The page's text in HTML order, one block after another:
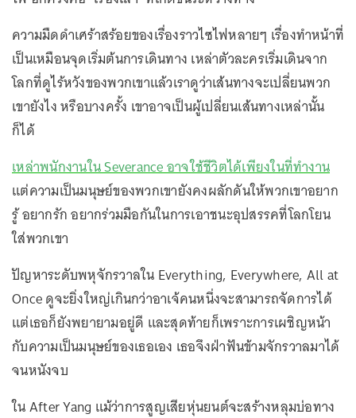
ความมืดดำเศร้าสร้อยของเรื่องราวไซไฟหลายๆ เรื่องทำหน้าที่
เป็นเหมือนจุดเริ่มต้นการเดินทาง เหล่าตัวละครเริ่มเดินจาก
โลกที่ดูไร้หวังของพวกเขาแล้วเราดูว่าเส้นทางจะเปลี่ยนพวก
เขายังไง หรือบางครั้ง เขาอาจเป็นผู้เปลี่ยนเส้นทางเหล่านั้น
ก็ได้
เหล่าพนักงานใน Severance อาจใช้ชีวิตได้เพียงในที่ทำงาน
แต่ความเป็นมนุษย์ของพวกเขายังคงผลักดันให้พวกเขาอยาก
รู้ อยากรัก อยากร่วมมือกันในการเอาชนะอุปสรรคที่โลกโยน
ใส่พวกเขา
ปัญหาระดับพหุจักรวาลใน Everything, Everywhere, All at
Once ดูจะยิ่งใหญ่เกินกว่าอาเจ้คนหนึ่งจะสามารถจัดการได้
แต่เธอก็ยังพยายามอยู่ดี และสุดท้ายก็เพราะการเผชิญหน้า
กับความเป็นมนุษย์ของเธอเอง เธอจึงฝ่าฟันข้ามจักรวาลมาได้
จนหนังจบ
ใน After Yang แม้ว่าการสูญเสียหุ่นยนต์จะสร้างหลุมบ่อทาง